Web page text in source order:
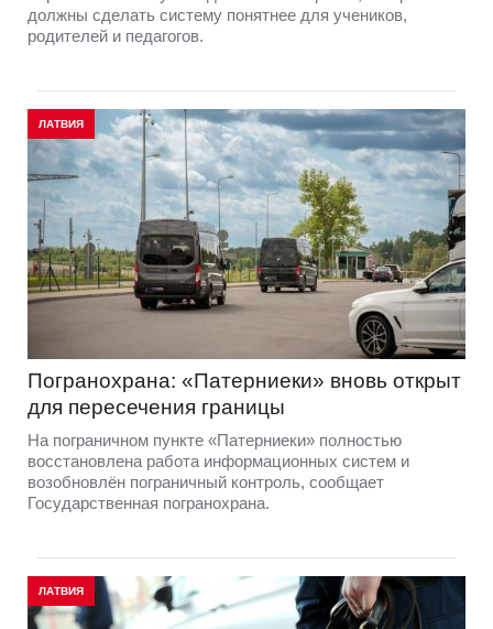
должны сделать систему понятнее для учеников,
родителей и педагогов.
ЛАТВИЯ
Погранохрана: «Патерниеки» вновь открыт
для пересечения границы
На пограничном пункте «Патерниеки» полностью
восстановлена работа информационных систем и
возобновлён пограничный контроль, сообщает
Государственная погранохрана.
ЛАТВИЯ